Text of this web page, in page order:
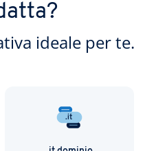
ideale per te.